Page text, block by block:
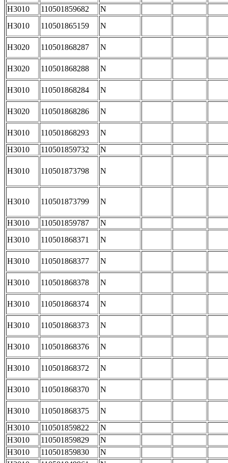
H3010
110501859682
N
H3010
110501865159 N
H3020 110501868287 N
H3020 110501868288 N
H3010 110501868284 N
H3020 110501868286 N
H3010 110501868293
N
H3010
110501859732 N
H3010 110501873798 N
H3010 110501873799 N
H3010 110501859787
N
H3010
110501868371 N
H3010 110501868377 N
H3010 110501868378 N
H3010 110501868374 N
H3010 110501868373 N
H3010 110501868376 N
H3010 110501868372 N
H3010 110501868370 N
H3010 110501868375
N
H3010
110501859822
N
H3010
110501859829
N
H3010
110501859830
N